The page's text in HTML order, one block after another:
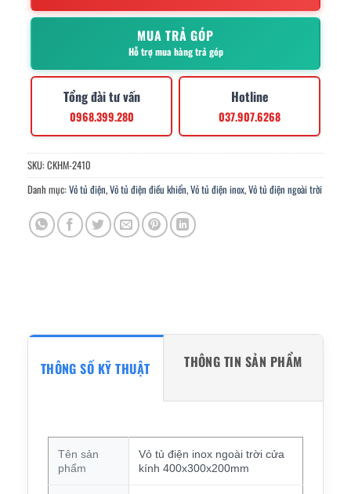
MUA TRẢ GÓP
Hỗ trợ mua hàng trả góp
Tổng đài tư vấn
0968.399.280
Hotline
037.907.6268
SKU: CKHM-2410
Danh mục: Vỏ tủ điện,Vỏ tủ điện điều khiển,Vỏ tủ điện inox,Vỏ tủ điện ngoài trời
THÔNG SỐ KỸ THUẬT THÔNG TIN SẢN PHẨM
Tên sản
phẩm
Vỏ tủ điện inox ngoài trời cửa
kính 400x300x200mm